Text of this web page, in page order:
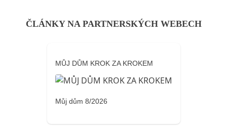
ČLÁNKY NA PARTNERSKÝCH WEBECH
MŮJ DŮM KROK ZA KROKEM
Můj dům 8/2026